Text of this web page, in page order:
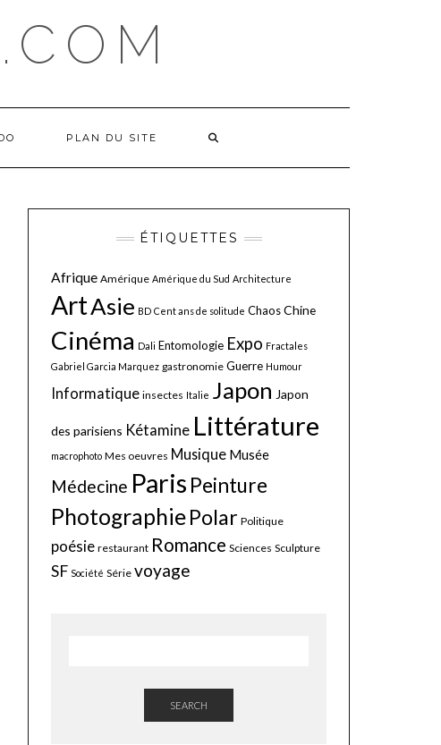
PLAN DU SITE
ÉTIQUETTES
Afrique Amérique Amérique du Sud Architecture
ArtAsie BD Cent ans de solitude ChaosChine
Cinéma Dali Entomologie Expo Fractales
Gabriel Garcia Marquez gastronomie Guerre Humour
Informatique insectes Italie Japon Japon
des parisiens Kétamine Littérature
macrophoto Mes oeuvres Musique Musée
Médecine Paris Peinture
PhotographiePolar Politique
poésie restaurant Romance Sciences Sculpture
SF Société Série voyage
SEARCH